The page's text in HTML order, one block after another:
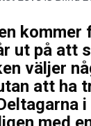
kommer
ut på att
väljer
att ha